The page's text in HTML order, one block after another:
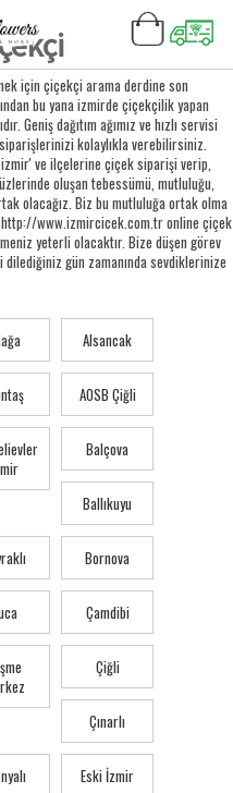
için çiçekçi arama derdine son
bu yana izmirde çiçekçilik yapan
Geniş dağıtım ağımız ve hızlı servisi
kolaylıkla verebilirsiniz.
ve ilçelerine çiçek siparişi verip,
oluşan tebessümü, mutluluğu,
olacağız. Biz bu mutluluğa ortak olma
http://www.izmircicek.com.tr online çiçek
yeterli olacaktır. Bize düşen görev
gün zamanında sevdiklerinize
Alsancak
AOSB Çiğli
Balçova
Ballıkuyu
Bornova
Çamdibi
Çiğli
Çınarlı
Eski İzmir